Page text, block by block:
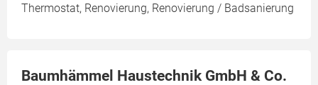
Thermostat, Renovierung, Renovierung / Badsanierung
Baumhämmel Haustechnik GmbH & Co.